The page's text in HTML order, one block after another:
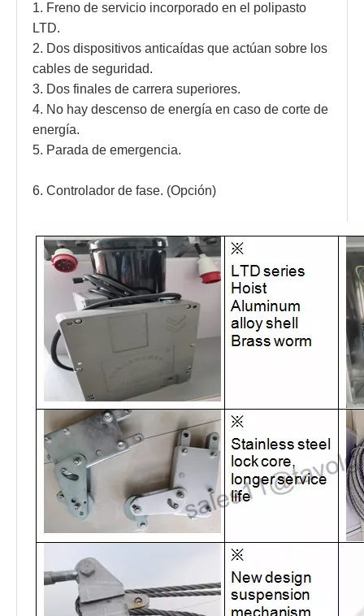
1. Freno de servicio incorporado en el polipasto
LTD.
2. Dos dispositivos anticaídas que actúan sobre los
cables de seguridad.
3. Dos finales de carrera superiores.
4. No hay descenso de energía en caso de corte de
energía.
5. Parada de emergencia.
6. Controlador de fase. (Opción)